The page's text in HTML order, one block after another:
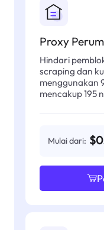
Proxy
Hindari
scraping dan
menggunakan
mencakup 195
Mulai dari: